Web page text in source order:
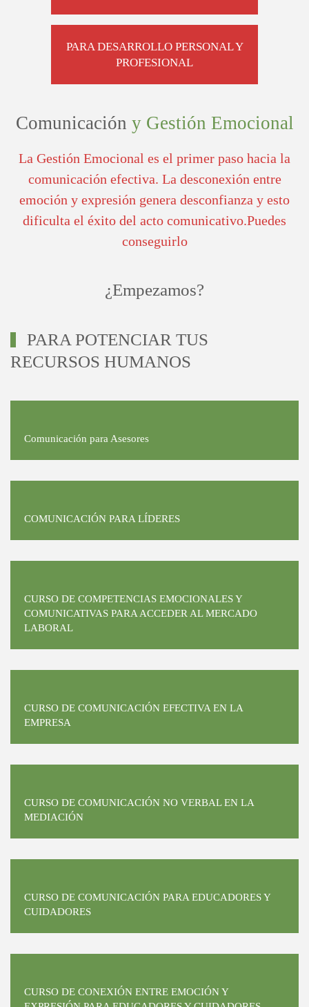
PARA DESARROLLO PERSONAL Y
PROFESIONAL
Comunicación y Gestión Emocional
La Gestión Emocional es el primer paso hacia la
comunicación efectiva. La desconexión entre
emoción y expresión genera desconfianza y esto
dificulta el éxito del acto comunicativo.Puedes
conseguirlo
¿Empezamos?
PARA POTENCIAR TUS
RECURSOS HUMANOS
Comunicación para Asesores
COMUNICACIÓN PARA LÍDERES
CURSO DE COMPETENCIAS EMOCIONALES Y
COMUNICATIVAS PARA ACCEDER AL MERCADO
LABORAL
CURSO DE COMUNICACIÓN EFECTIVA EN LA
EMPRESA
CURSO DE COMUNICACIÓN NO VERBAL EN LA
MEDIACIÓN
CURSO DE COMUNICACIÓN PARA EDUCADORES Y
CUIDADORES
CURSO DE CONEXIÓN ENTRE EMOCIÓN Y